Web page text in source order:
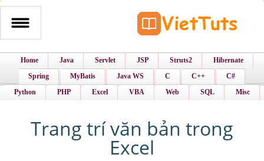
Home Java Servlet JSP Struts2
Hibernate
Spring
MyBatis Java WS C C++
C#
Python
PHP Excel VBA Web SQL Misc
Trang trí văn bản trong
Excel